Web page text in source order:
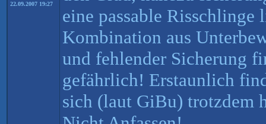
22.09.2007 19:27
eine passable Risschlinge
Kombination aus
und fehlender Sicherung
gefährlich! Erstaunlich
sich (laut GiBu) trotzdem